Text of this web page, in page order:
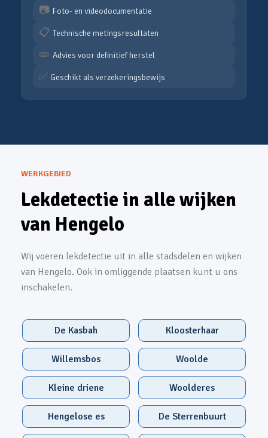
📷 Foto- en videodocumentatie
📋 Technische metingsresultaten
✏️ Advies voor definitief herstel
✅ Geschikt als verzekeringsbewijs
WERKGEBIED
Lekdetectie in alle wijken
van Hengelo
Wij voeren lekdetectie uit in alle stadsdelen en wijken
van Hengelo. Ook in omliggende plaatsen kunt u ons
inschakelen.
De Kasbah Kloosterhaar
Willemsbos Woolde
Kleine driene Woolderes
Hengelose es De Sterrenbuurt